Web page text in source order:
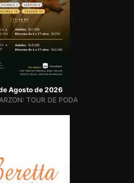
Agosto de 2026
TOUR DE PODA